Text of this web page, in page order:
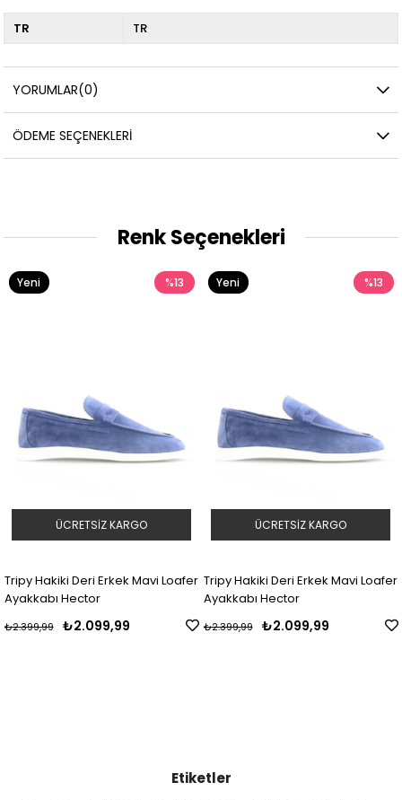
TR TR
YORUMLAR(0)
ÖDEME SEÇENEKLERI
Renk Seçenekleri
Tripy Hakiki Deri Erkek Mavi Loafer
Ayakkabı Hector
₺2.099,99
₺2.399,99
%13
ÜCRETSIZ KARGO
Yeni
Tripy Hakiki Deri Erkek Mavi Loafer
Ayakkabı Hector
₺2.099,99
₺2.399,99
%13
ÜCRETSIZ KARGO
Yeni
Etiketler